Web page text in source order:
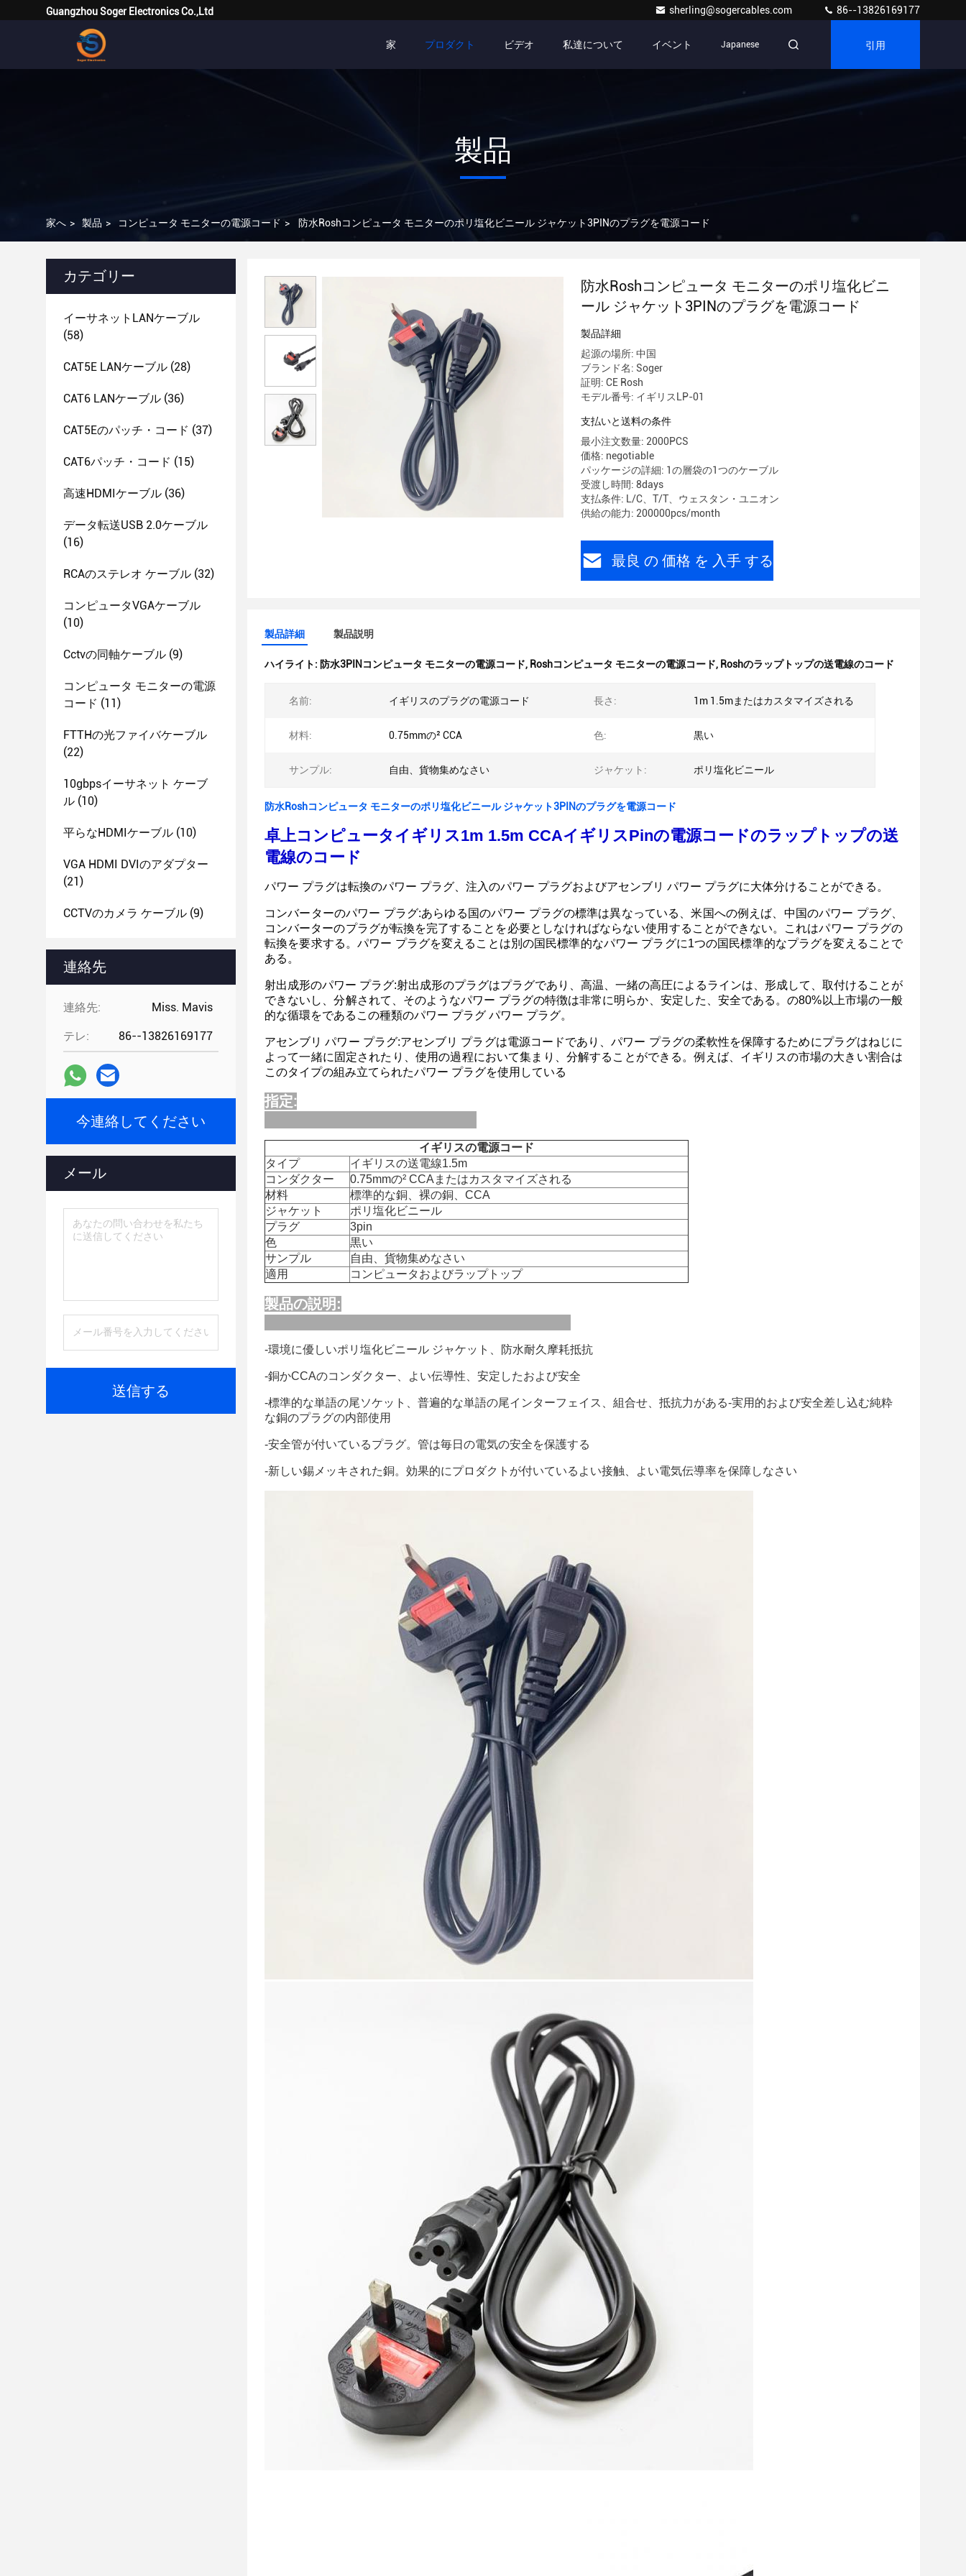
Guangzhou Soger Electronics Co.,Ltd sherling@sogercables.com 86--13826169177
家 プロダクト ビデオ 私達について イベント Japanese 引用
製品
家へ > 製品 > コンピュータ モニターの電源コード > 防水Roshコンピュータ モニターのポリ塩化ビニール ジャケット3PINのプラグを電源コード
カテゴリー
イーサネットLANケーブル
(58)
CAT5E LANケーブル (28)
CAT6 LANケーブル (36)
CAT5Eのパッチ・コード (37)
CAT6パッチ・コード (15)
高速HDMIケーブル (36)
データ転送USB 2.0ケーブル
(16)
RCAのステレオ ケーブル (32)
コンピュータVGAケーブル
(10)
Cctvの同軸ケーブル (9)
コンピュータ モニターの電源
コード (11)
FTTHの光ファイバケーブル
(22)
10gbpsイーサネット ケーブ
ル (10)
平らなHDMIケーブル (10)
VGA HDMI DVIのアダプター
(21)
CCTVのカメラ ケーブル (9)
連絡先
連絡先: Miss. Mavis
テレ: 86--13826169177
今連絡してください
メール
送信する
防水Roshコンピュータ モニターのポリ塩化ビニ
ール ジャケット3PINのプラグを電源コード
製品詳細
起源の場所: 中国
ブランド名: Soger
証明: CE Rosh
モデル番号: イギリスLP-01
支払いと送料の条件
最小注文数量: 2000PCS
価格: negotiable
パッケージの詳細: 1の層袋の1つのケーブル
受渡し時間: 8days
支払条件: L/C、T/T、ウェスタン・ユニオン
供給の能力: 200000pcs/month
最良 の 価格 を 入手 する
製品詳細 製品説明
ハイライト: 防水3PINコンピュータ モニターの電源コード, Roshコンピュータ モニターの電源コード, Roshのラップトップの送電線のコード
名前: イギリスのプラグの電源コード 長さ: 1m 1.5mまたはカスタマイズされる
材料: 0.75mmの² CCA 色: 黒い
サンプル: 自由、貨物集めなさい ジャケット: ポリ塩化ビニール
防水Roshコンピュータ モニターのポリ塩化ビニール ジャケット3PINのプラグを電源コード
卓上コンピュータイギリス1m 1.5m CCAイギリスPinの電源コードのラップトップの送
電線のコード
パワー プラグは転換のパワー プラグ、注入のパワー プラグおよびアセンブリ パワー プラグに大体分けることができる。
コンバーターのパワー プラグ:あらゆる国のパワー プラグの標準は異なっている、米国への例えば、中国のパワー プラグ、
コンバーターのプラグが転換を完了することを必要としなければならない使用することができない。これはパワー プラグの
転換を要求する。パワー プラグを変えることは別の国民標準的なパワー プラグに1つの国民標準的なプラグを変えることで
ある。
射出成形のパワー プラグ:射出成形のプラグはプラグであり、高温、一緒の高圧によるラインは、形成して、取付けることが
できないし、分解されて、そのようなパワー プラグの特徴は非常に明らか、安定した、安全である。の80%以上市場の一般
的な循環をであるこの種類のパワー プラグ パワー プラグ。
アセンブリ パワー プラグ:アセンブリ プラグは電源コードであり、パワー プラグの柔軟性を保障するためにプラグはねじに
よって一緒に固定されたり、使用の過程において集まり、分解することができる。例えば、イギリスの市場の大きい割合は
このタイプの組み立てられたパワー プラグを使用している
指定:
イギリスの電源コード
タイプ
イギリスの送電線1.5m
コンダクター
0.75mmの² CCAまたはカスタマイズされる
材料
標準的な銅、裸の銅、CCA
ジャケット
ポリ塩化ビニール
プラグ
3pin
色
黒い
サンプル
自由、貨物集めなさい
適用
コンピュータおよびラップトップ
製品の説明:
-環境に優しいポリ塩化ビニール ジャケット、防水耐久摩耗抵抗
-銅かCCAのコンダクター、よい伝導性、安定したおよび安全
-標準的な単語の尾ソケット、普遍的な単語の尾インターフェイス、組合せ、抵抗力がある-実用的および安全差し込む純粋
な銅のプラグの内部使用
-安全管が付いているプラグ。管は毎日の電気の安全を保護する
-新しい錫メッキされた銅。効果的にプロダクトが付いているよい接触、よい電気伝導率を保障しなさい